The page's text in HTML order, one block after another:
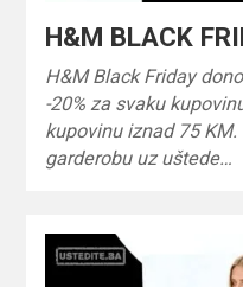
H&M BLACK
H&M Black Friday
-20% za svaku
kupovinu iznad 75
garderobu uz uštede…